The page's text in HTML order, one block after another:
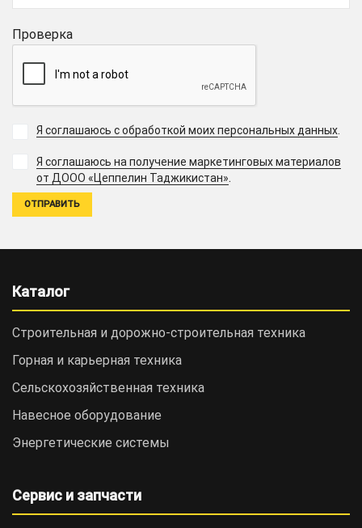
Проверка
Я соглашаюсь с обработкой моих персональных данных.
Я соглашаюсь на получение маркетинговых материалов
от ДООО «Цеппелин Таджикистан».
Каталог
Строительная и дорожно-cтроительная техника
Горная и карьерная техника
Сельскохозяйственная техника
Навесное оборудование
Энергетические системы
Сервис и запчасти